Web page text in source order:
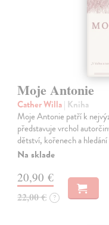
Moje Antonie
Cather Willa| Kniha
Moje Antonie patří k
představuje vrchol
dětství, kořenech a
Na sklade
20,90 €
22,00 € ?